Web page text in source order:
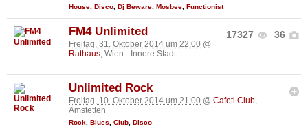
House Disco Dj Beware Mosbee Functionist
17327 36
FM4 Unlimited
Freitag, 31. Oktober 2014 um 22:00 @
Rathaus, Wien - Innere Stadt
Unlimited Rock
Freitag, 10. Oktober 2014 um 21:00 @ Cafeti Club,
Amstetten
Rock Blues Club Disco